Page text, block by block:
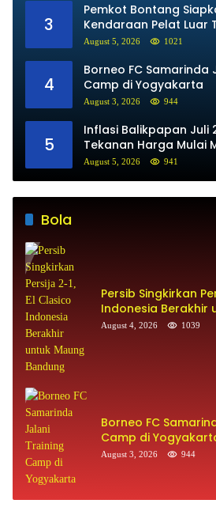
3
Pemkot Bontang
Kendaraan Pelat Luar
Subsidi
August 5, 2026 1021
4
Borneo FC Samarinda
Camp di Yogyakarta
August 3, 2026 944
5
Inflasi Balikpapan Juli
Tekanan Harga Mulai
August 5, 2026 941
Bola
Persib Singkirkan
Indonesia Berakhir
Bandung
August 4, 2026 1039
Borneo FC
Camp di
August 3, 2026 944